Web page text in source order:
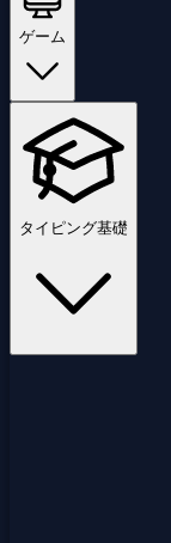
ゲーム
タイピング基礎